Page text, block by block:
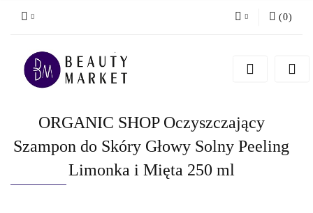
Zarejestruj się
(0)
ORGANIC SHOP Oczyszczający
Szampon do Skóry Głowy Solny Peeling
Limonka i Mięta 250 ml